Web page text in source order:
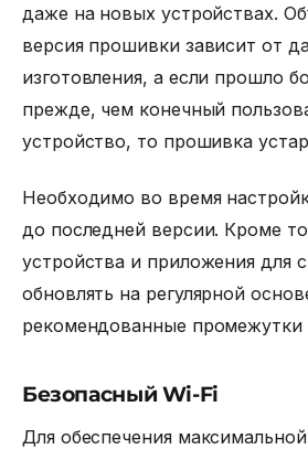
даже на новых устройствах.
версия прошивки зависит от
изготовления, а если прошло
прежде, чем конечный
устройство, то прошивка
Необходимо во время
до последней версии. Кроме
устройства и приложения для
обновлять на регулярной
рекомендованные промежутки
Безопасный Wi-Fi
Для обеспечения